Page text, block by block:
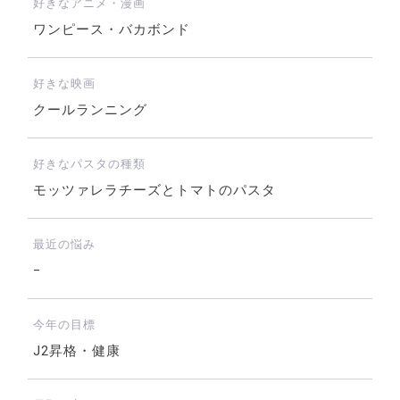
好きなアニメ・漫画
ワンピース・バカボンド
好きな映画
クールランニング
好きなパスタの種類
モッツァレラチーズとトマトのパスタ
最近の悩み
−
今年の目標
J2昇格・健康